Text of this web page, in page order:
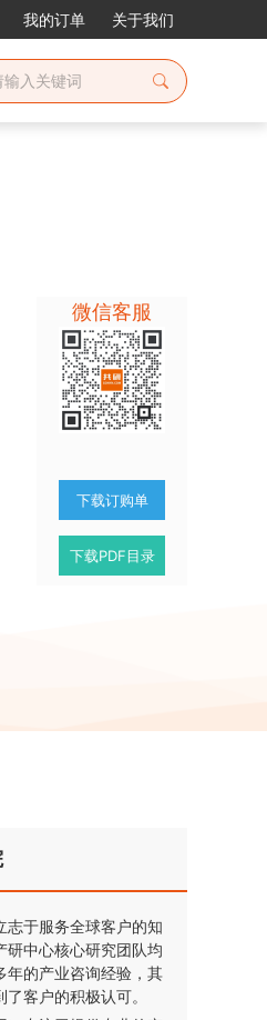
我的订单 关于我们
微信客服
下载订购单
下载PDF目录
志于服务全球客户的知
研中心核心研究团队均
年的产业咨询经验，其
客户的积极认可。